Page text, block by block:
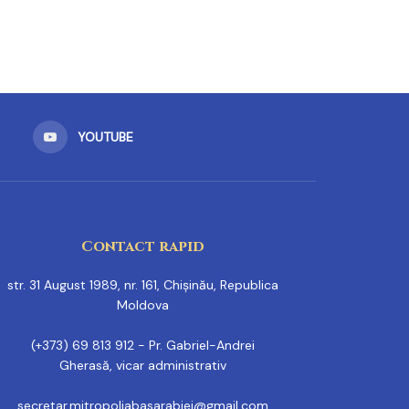
YOUTUBE
Contact rapid
str. 31 August 1989, nr. 161, Chișinău, Republica
Moldova
(+373) 69 813 912 - Pr. Gabriel-Andrei
Gherasă, vicar administrativ
secretar.mitropoliabasarabiei@gmail.com